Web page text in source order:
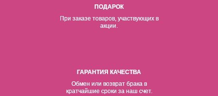
ПОДАРОК
При заказе товаров, участвующих в
акции.
ГАРАНТИЯ КАЧЕСТВА
Обмен или возврат брака в
кратчайшие сроки за наш счет.